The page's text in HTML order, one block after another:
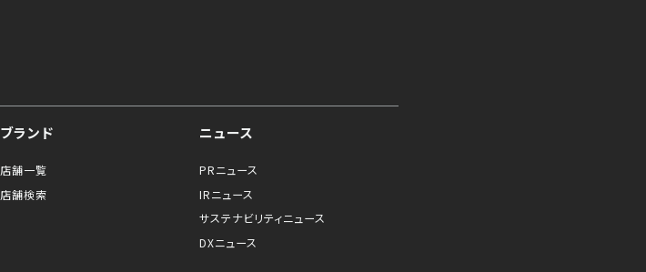
ブランド
店舗一覧
店舗検索
ニュース
PRニュース
IRニュース
サステナビリティニュース
DXニュース